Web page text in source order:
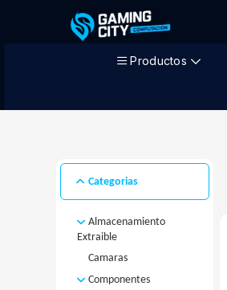
Productos
Categorias
Almacenamiento
Extraible
Disco Externo
MicroSD
Camaras
Componentes